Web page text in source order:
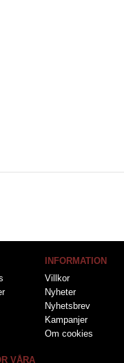
INFORMATION
Villkor
Nyheter
Nyhetsbrev
Kampanjer
Om cookies
VÅRA